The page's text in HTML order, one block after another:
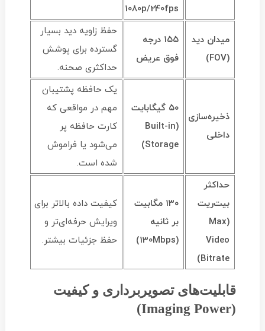
1080p/240fps
میدان دید
(FOV)
۱۵۵ درجه
فوق عریض
حفظ زاویه دید بسیار
گسترده برای پوشش
حداکثری صحنه.
ذخیره‌سازی
داخلی
۵۰ گیگابایت
(Built-in
Storage)
یک حافظه پشتیبان
مهم در مواقعی که
کارت حافظه پر
می‌شود یا فراموش
شده است.
حداکثر
بیت‌ریت
(Max
Video
Bitrate)
۱۳۰ مگابیت
بر ثانیه
(
130Mbps
)
کیفیت داده بالاتر برای
ویرایش حرفه‌ای‌تر و
حفظ جزئیات بیشتر.
قابلیت‌های تصویربرداری و کیفیت
(Imaging Power)